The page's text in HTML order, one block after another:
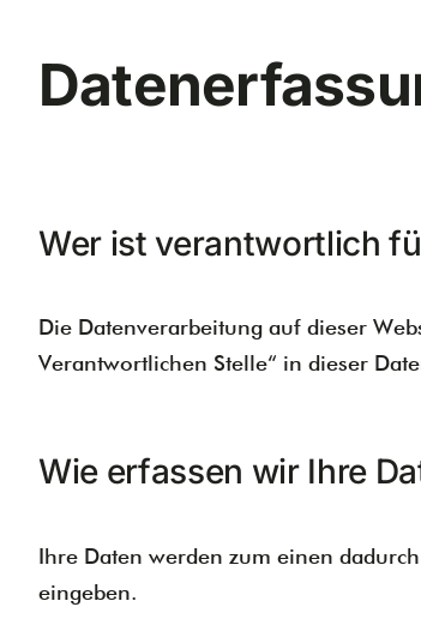
Wer ist verantwortlich
Die Datenverarbeitung auf dieser
Verantwortlichen Stelle“ in dieser
Wie erfassen wir Ihre
Ihre Daten werden zum einen
eingeben.